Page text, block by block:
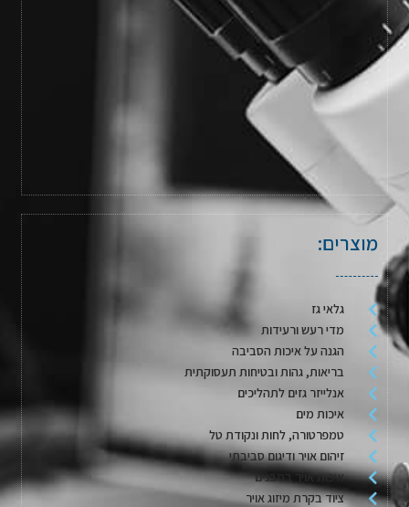
מוצרים:
גלאי גז
מדי רעש ורעידות
הגנה על איכות הסביבה
בריאות, גהות ובטיחות תעסוקתית
אנלייזר גזים לתהליכים
איכות מים
טמפרטורה, לחות ונקודת טל
זיהום אויר ודיגום סביבתי
איכות אויר במבנים
ציוד בקרת מיזוג אויר